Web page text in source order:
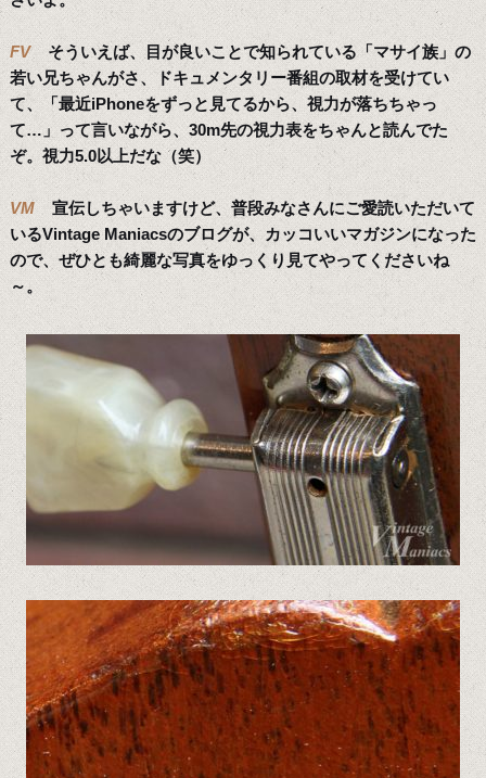
FV
そういえば、目が良いことで知られている「マサイ族」の
若い兄ちゃんがさ、ドキュメンタリー番組の取材を受けてい
て、「最近iPhoneをずっと見てるから、視力が落ちちゃっ
て…」って言いながら、30m先の視力表をちゃんと読んでた
ぞ。視力5.0以上だな（笑）
VM
宣伝しちゃいますけど、普段みなさんにご愛読いただいて
いるVintage Maniacsのブログが、カッコいいマガジンになった
ので、ぜひとも綺麗な写真をゆっくり見てやってくださいね
～。